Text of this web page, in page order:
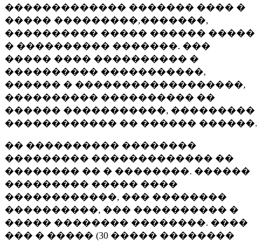
������������� ������� ���� �
����� ���������,�������,
���������� ����� ������ �����
� ���������� �������. ���
����� ���� ���������� �
���������� �����������,
������ � ������������������,
���������� ���������� ��
������ �����������, ���������
������������ �� ������ ������.
�� ���������� ��������
��������� ������������� ��
�������� �� � ��������. ������
��������� ����� ����
������������, ��� ��������
����������, ��� ���������� �
����� �������� ��������. ����
��� � ����� (30 ����� ��������